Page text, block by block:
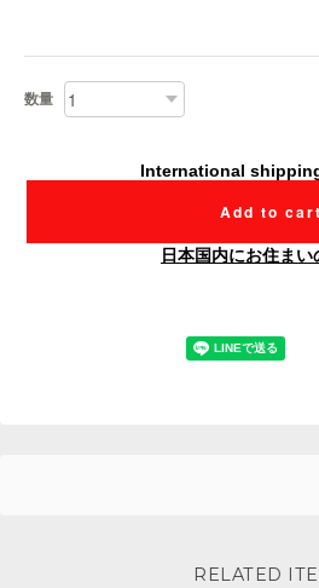
数量
International
Add to cart
日本国内にお住まい
RELATED